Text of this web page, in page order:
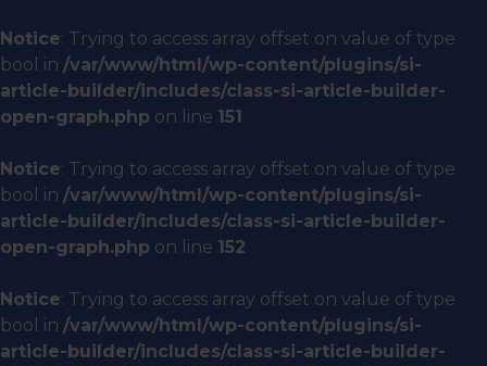
Notice: Trying to access array offset on value of type
bool in /var/www/html/wp-content/plugins/si-
article-builder/includes/class-si-article-builder-
open-graph.php on line 151
Notice: Trying to access array offset on value of type
bool in /var/www/html/wp-content/plugins/si-
article-builder/includes/class-si-article-builder-
open-graph.php on line 152
Notice: Trying to access array offset on value of type
bool in /var/www/html/wp-content/plugins/si-
article-builder/includes/class-si-article-builder-